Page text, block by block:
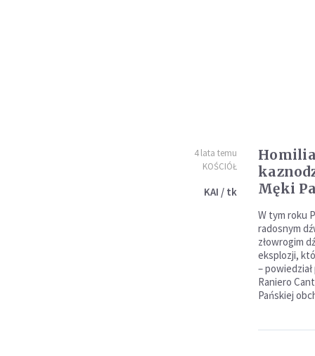
4 lata temu
KOŚCIÓŁ
KAI / tk
Męki
W tym roku
radosnym
złowrogim
eksplozji,
–
Raniero
Pańskiej